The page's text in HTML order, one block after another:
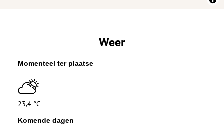
Weer
Momenteel ter plaatse
23,4 °C
Komende dagen